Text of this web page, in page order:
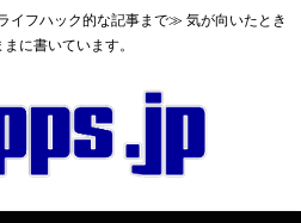
イフハック的な記事まで≫ 気が向いたとき
に書いています。